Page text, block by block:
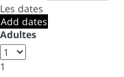
Les dates
Add dates
Adultes
1